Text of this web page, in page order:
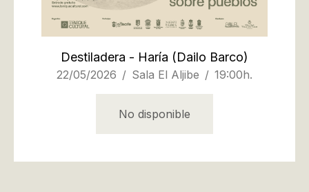
Destiladera - Haría (Dailo Barco)
22/05/2026 Sala El Aljibe 19:00h.
No disponible